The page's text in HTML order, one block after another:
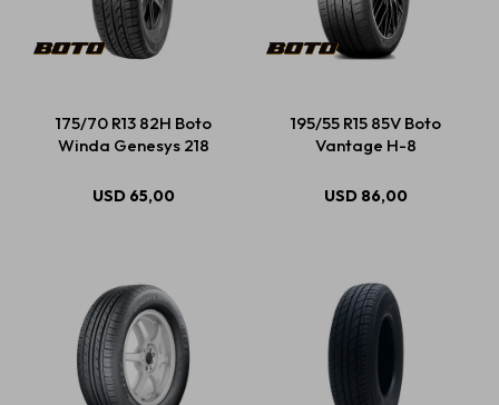
175/70 R13 82H Boto
Winda Genesys 218
USD 65,00
195/55 R15 85V Boto
Vantage H-8
USD 86,00